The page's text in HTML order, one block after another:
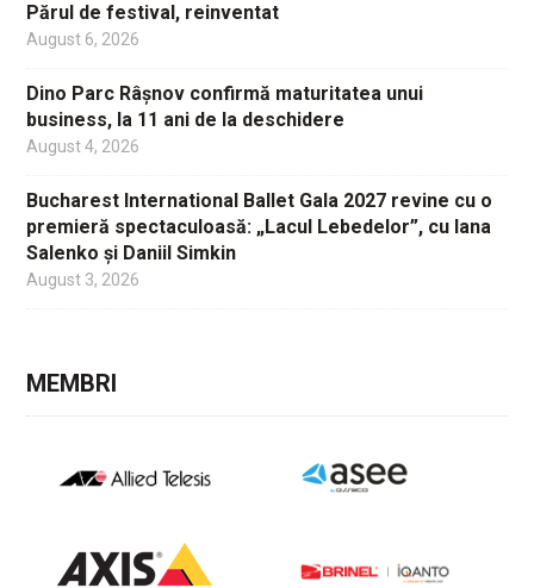
Părul de festival, reinventat
August 6, 2026
Dino Parc Râșnov confirmă maturitatea unui
business, la 11 ani de la deschidere
August 4, 2026
Bucharest International Ballet Gala 2027 revine cu o
premieră spectaculoasă: „Lacul Lebedelor”, cu Iana
Salenko și Daniil Simkin
August 3, 2026
MEMBRI